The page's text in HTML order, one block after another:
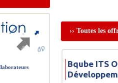
›› Toutes les
Bqube ITS